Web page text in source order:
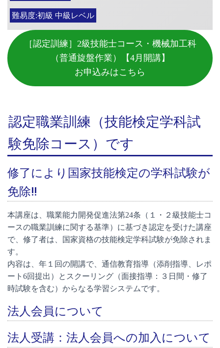
難易度:初級 中級レベル
［認定訓練］2級技能士コース・機械加工科
（普通旋盤作業）【4月開講】
お申込みはこちら
認定職業訓練（技能検定学科試
験免除コース）です
修了により国家技能検定の学科試験が
免除!!
本講座は、職業能力開発促進法第24条（１・２級技能士コ
ースの職業訓練に関する基準）に基づき認定を受けた講座
で、修了者は、国家資格の技能検定学科試験が免除されま
す。
内容は、年１回の開講で、通信教育指導（添削指導、レポ
ート6回提出）とスクーリング（面接指導：３日間・修了
時試験を含む）からなる学習システムです。
法人会員について
法人受講：法人会員への加入について